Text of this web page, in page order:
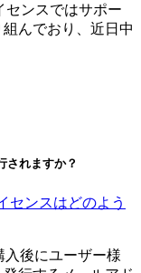
ンスではサポー
んでおり、近日中
されますか？
センスはどのよう
入後にユーザー様